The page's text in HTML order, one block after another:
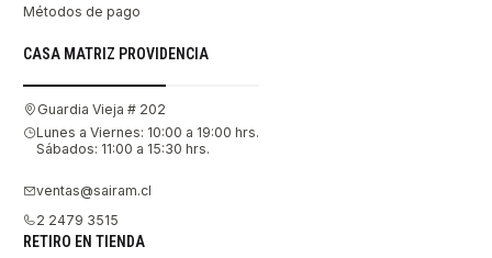
Métodos de pago
CASA MATRIZ PROVIDENCIA
Guardia Vieja # 202
Lunes a Viernes: 10:00 a 19:00 hrs.
Sábados: 11:00 a 15:30 hrs.
ventas@sairam.cl
2 2479 3515
RETIRO EN TIENDA